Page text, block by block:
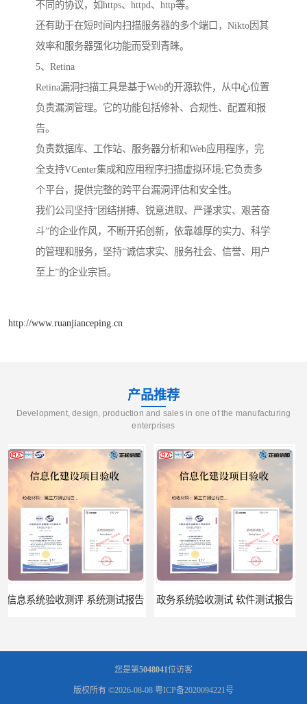
不同的协议，如https、httpd、http等。
还有助于在短时间内扫描服务器的多个端口，Nikto因其
效率和服务器强化功能而受到青睐。
5、Retina
Retina漏洞扫描工具是基于Web的开源软件，从中心位置
负责漏洞管理。它的功能包括修补、合规性、配置和报
告。
负责数据库、工作站、服务器分析和Web应用程序，完
全支持VCenter集成和应用程序扫描虚拟环境;它负责多
个平台，提供完整的跨平台漏洞评估和安全性。
我们公司坚持“团结拼搏、锐意进取、严谨求实、艰苦奋
斗”的企业作风，不断开拓创新，依靠雄厚的实力、科学
的管理和服务，坚持“诚信求实、服务社会、信誉、用户
至上”的企业宗旨。
http://www.ruanjianceping.cn
产品推荐
Development, design, production and sales in one of the manufacturing
enterprises
政务系统验收测试 软件测试报告 软件系统验收测试？软件验收测评的标准及政策依据？软件验收测评服务内容？
您是第5048041位访客
版权所有 ©2026-08-08 粤ICP备2020094221号